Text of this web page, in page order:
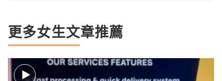
更多女生文章推薦